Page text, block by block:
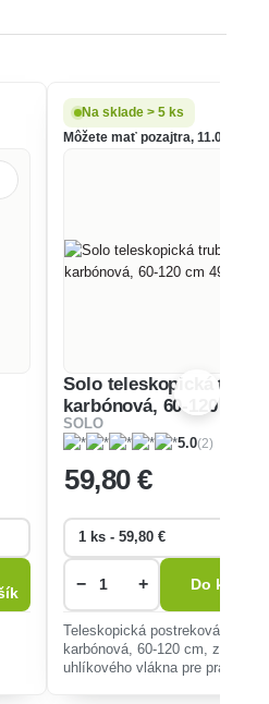
Na sklade > 5 ks
Môžete mať pozajtra, 11.08.
Solo teleskopická
karbónová, 60-120 cm
4900457
SOLO
5.0(2)
59,80 €
− + Do košíka
Teleskopická postreková trubka,
karbónová, 60-120 cm, z
uhlíkového vlákna pre prácu